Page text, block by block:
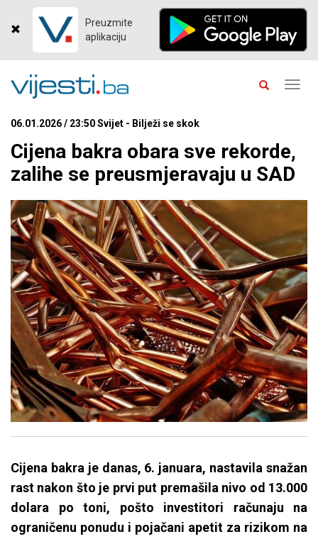
Preuzmite
aplikaciju
06.01.2026 / 23:50 Svijet - Bilježi se skok
Cijena bakra obara sve rekorde,
zalihe se preusmjeravaju u SAD
Cijena bakra je danas, 6. januara, nastavila snažan
rast nakon što je prvi put premašila nivo od 13.000
dolara po toni, pošto investitori računaju na
ograničenu ponudu i pojačani apetit za rizikom na